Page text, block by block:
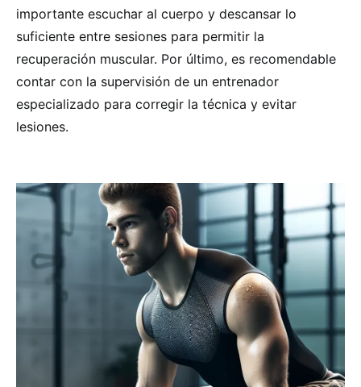
importante escuchar al cuerpo y descansar lo
suficiente entre sesiones para permitir la
recuperación muscular. Por último, es recomendable
contar con la supervisión de un entrenador
especializado para corregir la técnica y evitar
lesiones.